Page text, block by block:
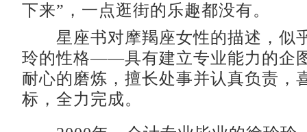
下来”，一点逛街的乐趣都没有。
星座书对摩羯座女性的描述，似
玲的性格——具有建立专业能力的企
耐心的磨炼，擅长处事并认真负责，
标，全力完成。